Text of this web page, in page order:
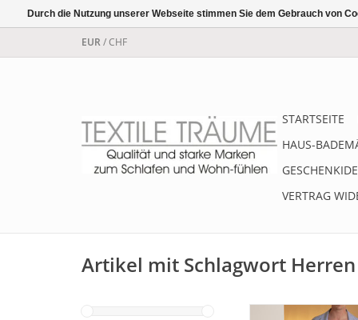
EUR/CHF
STARTSEITE
HAUS-
VERTRAG
Artikel mit Schlagwort
Für kühle
Durch die Nutzung unserer Webseite stimmen Sie dem Gebrauch von